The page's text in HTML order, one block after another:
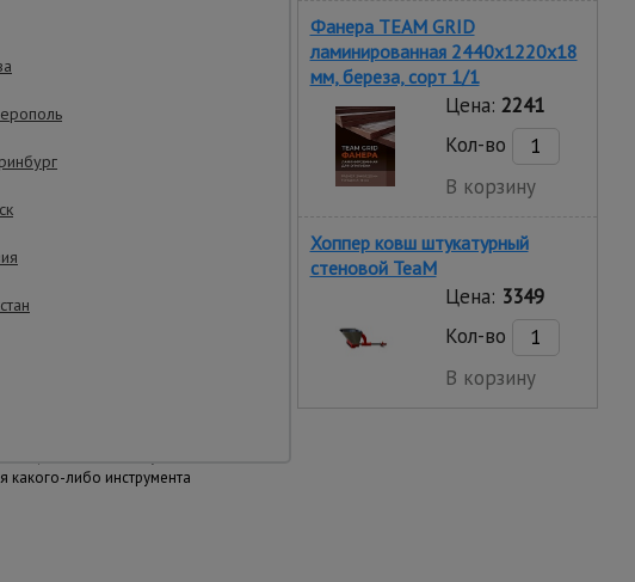
сборки и разборки.
перемещение
обеспечивают простоту
надежно фиксируются
какого-либо инструмента
Фанера TEAM GRID
ламинированная 2440х1220х18
мм, береза, сорт 1/1
Цена: 2241
Кол-во
В корзину
Хоппер ковш штукатурный
стеновой TeaM
Цена: 3349
Кол-во
В корзину